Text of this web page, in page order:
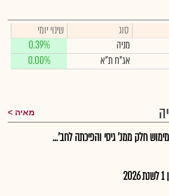
סוג
שינוי יומי
מניה
0.39%
אג"ח ת"א 0.00%
מאיה
חלק ממנ' גיסי והפיכתה לחב'...